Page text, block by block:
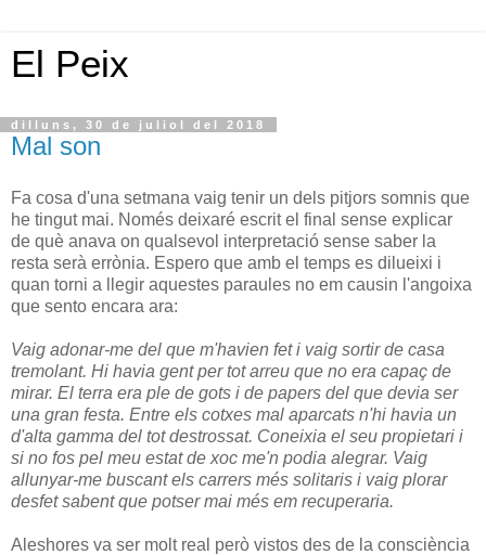
El Peix
dilluns, 30 de juliol del 2018
Mal son
Fa cosa d'una setmana vaig tenir un dels pitjors somnis que
he tingut mai. Només deixaré escrit el final sense explicar
de què anava on qualsevol interpretació sense saber la
resta serà errònia. Espero que amb el temps es dilueixi i
quan torni a llegir aquestes paraules no em causin l'angoixa
que sento encara ara:
Vaig adonar-me del que m'havien fet i vaig sortir de casa
tremolant. Hi havia gent per tot arreu que no era capaç de
mirar. El terra era ple de gots i de papers del que devia ser
una gran festa. Entre els cotxes mal aparcats n'hi havia un
d'alta gamma del tot destrossat. Coneixia el seu propietari i
si no fos pel meu estat de xoc me'n podia alegrar. Vaig
allunyar-me buscant els carrers més solitaris i vaig plorar
desfet sabent que potser mai més em recuperaria.
Aleshores va ser molt real però vistos des de la consciència